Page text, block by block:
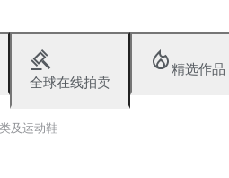
全球在线拍卖
精选作品
及运动鞋